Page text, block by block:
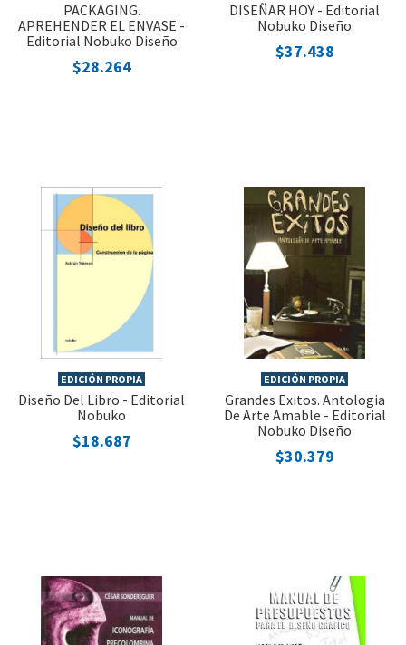
PACKAGING.
APREHENDER EL ENVASE -
Editorial Nobuko Diseño
$28.264
DISEÑAR HOY - Editorial
Nobuko Diseño
$37.438
EDICIÓN PROPIA
Diseño Del Libro - Editorial
Nobuko
$18.687
EDICIÓN PROPIA
Grandes Exitos. Antologia
De Arte Amable - Editorial
Nobuko Diseño
$30.379